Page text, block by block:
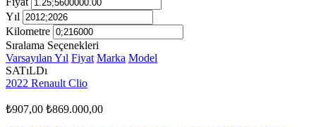
Yıl
Kilometre
Sıralama Seçenekleri
Varsayılan Yıl Fiyat Marka Model
SATıLDı
2022 Renault Clio
₺907,00 ₺869.000,00